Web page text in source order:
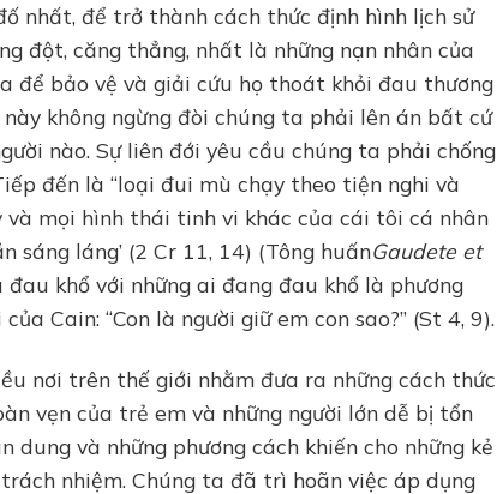
nhất, để trở thành cách thức định hình lịch sử
đột, căng thẳng, nhất là những nạn nhân của
để bảo vệ và giải cứu họ thoát khỏi đau thương
không ngừng đòi chúng ta phải lên án bất cứ
nào. Sự liên đới yêu cầu chúng ta phải chống
đến là “loại đui mù chạy theo tiện nghi và
mọi hình thái tinh vi khác của cái tôi cá nhân
sáng láng’ (2 Cr 11, 14) (Tông huấnGaudete et
khổ với những ai đang đau khổ là phương
Cain: “Con là người giữ em con sao?” (St 4, 9).
nơi trên thế giới nhằm đưa ra những cách thức
vẹn của trẻ em và những người lớn dễ bị tổn
dung và những phương cách khiến cho những kẻ
nhiệm. Chúng ta đã trì hoãn việc áp dụng